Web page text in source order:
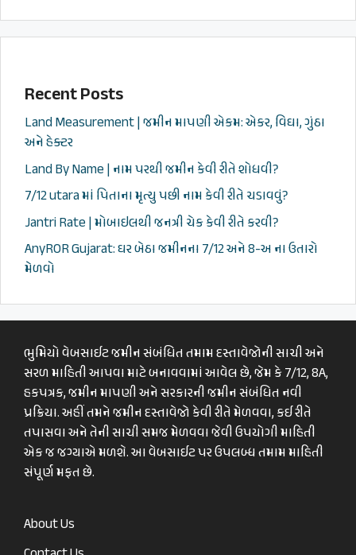
Recent Posts
Land Measurement | જમીન માપણી એકમ: એકર, વિઘા, ગુંઠા
અને હેક્ટર
Land By Name | નામ પરથી જમીન કેવી રીતે શોધવી?
7/12 utara માં પિતાના મૃત્યુ પછી નામ કેવી રીતે ચડાવવું?
Jantri Rate | મોબાઇલથી જનત્રી ચેક કેવી રીતે કરવી?
AnyROR Gujarat: ઘર બેઠા જમીનના 7/12 અને 8-અ ના ઉતારો
મેળવો
ભુમિયો વેબસાઈટ જમીન સંબંધિત તમામ દસ્તાવેજોની સાચી અને
સરળ માહિતી આપવા માટે બનાવવામાં આવેલ છે, જેમ કે 7/12, 8A,
હકપત્રક, જમીન માપણી અને સરકારની જમીન સંબંધિત નવી
પ્રક્રિયા. અહીં તમને જમીન દસ્તાવેજો કેવી રીતે મેળવવા, કઈ રીતે
તપાસવા અને તેની સાચી સમજ મેળવવા જેવી ઉપયોગી માહિતી
એક જ જગ્યાએ મળશે. આ વેબસાઈટ પર ઉપલબ્ધ તમામ માહિતી
સંપૂર્ણ મફત છે.
About Us